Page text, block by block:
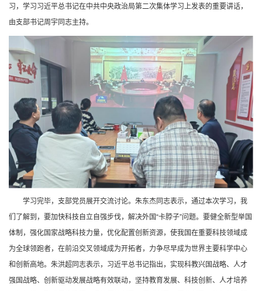
习，学习习近平总书记在中共中央政治局第二次集体学习上发表的重要讲话，
由支部书记周宇同志主持。
学习完毕，支部党员展开交流讨论。朱东杰同志表示，通过本次学习，我
们了解到，要加快科技自立自强步伐，解决外国“卡脖子”问题。要健全新型举国
体制，强化国家战略科技力量，优化配置创新资源，使我国在重要科技领域成
为全球领跑者，在前沿交叉领域成为开拓者，力争尽早成为世界主要科学中心
和创新高地。朱洪超同志表示，习近平总书记指出，实现科教兴国战略、人才
强国战略、创新驱动发展战略有效联动，坚持教育发展、科技创新、人才培养